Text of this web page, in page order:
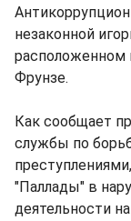
незаконной
расположенном
Фрунзе.
Как сообщает
службы по
"Паллады" в
деятельности